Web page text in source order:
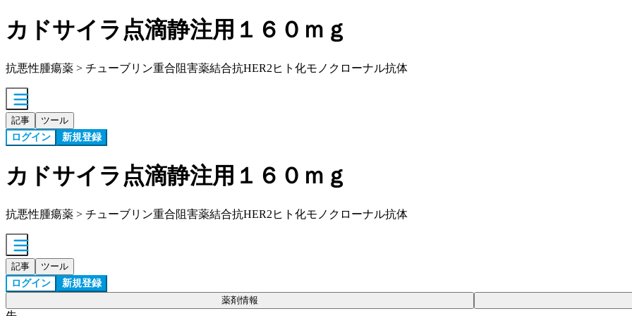
カドサイラ点滴静注用１６０ｍｇ
抗悪性腫瘍薬 > チューブリン重合阻害薬結合抗HER2ヒト化モノクローナル抗体
記事 ツール
ログイン 新規登録
カドサイラ点滴静注用１６０ｍｇ
抗悪性腫瘍薬 > チューブリン重合阻害薬結合抗HER2ヒト化モノクローナル抗体
記事 ツール
ログイン 新規登録
薬剤情報